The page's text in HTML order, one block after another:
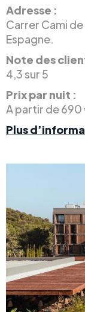
Adresse :
Carrer Cami ­de
Espagne.
Note des
4,3 sur 5
Prix par nuit :
A partir de 690
Plus